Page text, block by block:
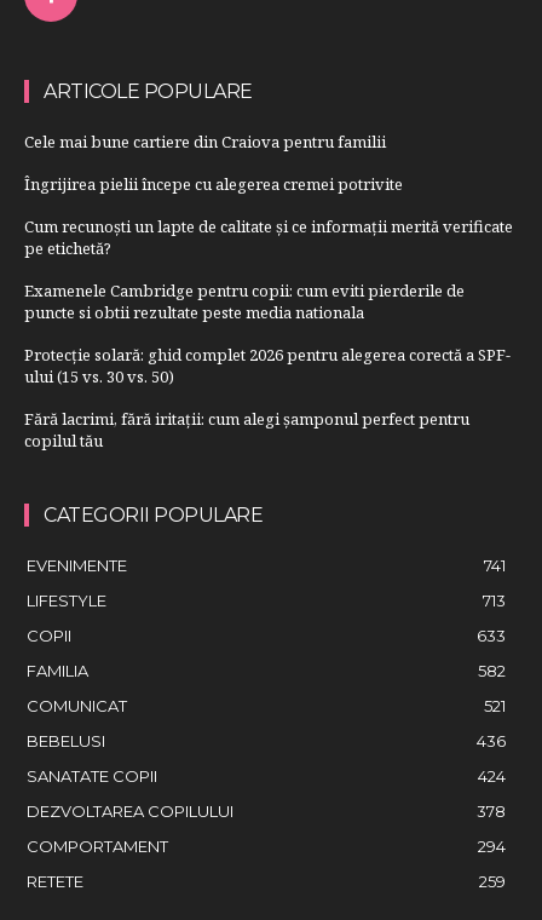
ARTICOLE POPULARE
Cele mai bune cartiere din Craiova pentru familii
Îngrijirea pielii începe cu alegerea cremei potrivite
Cum recunoști un lapte de calitate și ce informații merită verificate
pe etichetă?
Examenele Cambridge pentru copii: cum eviti pierderile de
puncte si obtii rezultate peste media nationala
Protecție solară: ghid complet 2026 pentru alegerea corectă a SPF-
ului (15 vs. 30 vs. 50)
Fără lacrimi, fără iritații: cum alegi șamponul perfect pentru
copilul tău
CATEGORII POPULARE
EVENIMENTE
741
LIFESTYLE
713
COPII
633
FAMILIA
582
COMUNICAT
521
BEBELUSI
436
SANATATE COPII
424
DEZVOLTAREA COPILULUI
378
COMPORTAMENT
294
RETETE
259